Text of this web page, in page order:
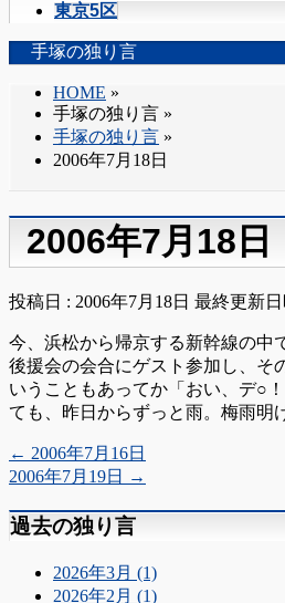
東京5区
手塚の独り言
HOME »
手塚の独り言 »
手塚の独り言 »
2006年7月18日
2006年7月18日
投稿日 : 2006年7月18日 最終更新日
今、浜松から帰京する新幹線の中
後援会の会合にゲスト参加し、そ
いうこともあってか「おい、デ○
ても、昨日からずっと雨。梅雨明
← 2006年7月16日
2006年7月19日
→
過去の独り言
2026年3月 (1)
2026年2月 (1)